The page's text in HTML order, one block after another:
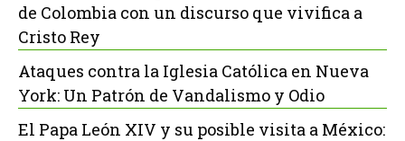
de Colombia con un discurso que vivifica a
Cristo Rey
Ataques contra la Iglesia Católica en Nueva
York: Un Patrón de Vandalismo y Odio
El Papa León XIV y su posible visita a México: